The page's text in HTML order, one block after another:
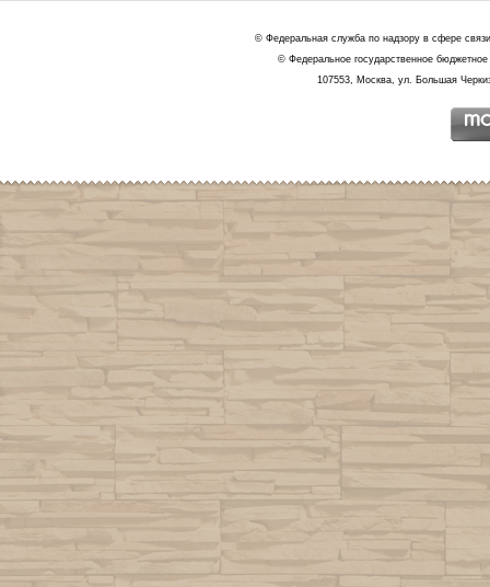
© Федеральная служба по надзору в сфере
© Федеральное государственное
107553, Москва, ул. Большая